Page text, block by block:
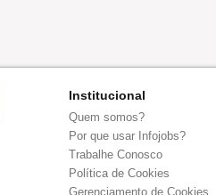
Institucional
Quem somos?
Por que usar Infojobs?
Trabalhe Conosco
Política de Cookies
Gerenciamento de Cookies